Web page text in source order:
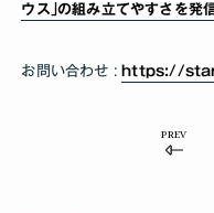
ウス｣の組み立てやすさを発
お問い合わせ : https://
PREV